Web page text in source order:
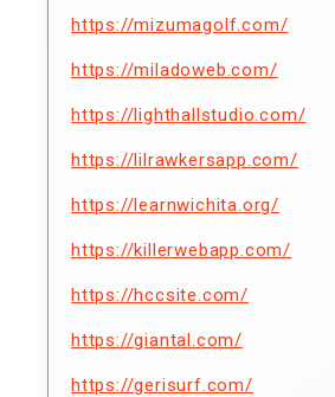
https://mizumagolf.com/
https://miladoweb.com/
https://lighthallstudio.com/
https://lilrawkersapp.com/
https://learnwichita.org/
https://killerwebapp.com/
https://hccsite.com/
https://giantal.com/
https://gerisurf.com/